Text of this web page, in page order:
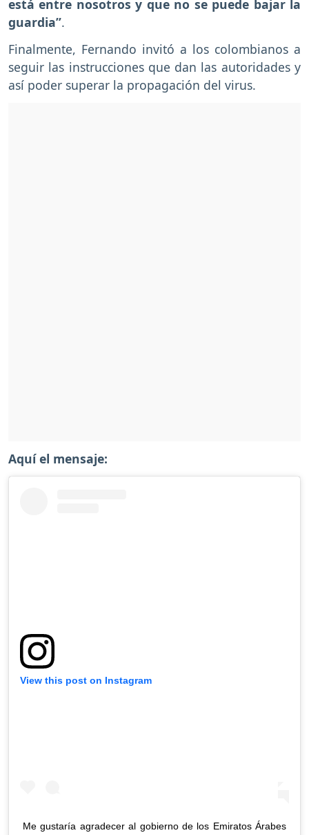
está entre nosotros y que no se puede bajar la
guardia’’.
Finalmente, Fernando invitó a los colombianos a
seguir las instrucciones que dan las autoridades y
así poder superar la propagación del virus.
Aquí el mensaje:
View this post on Instagram
Me gustaría agradecer al gobierno de los Emiratos Árabes